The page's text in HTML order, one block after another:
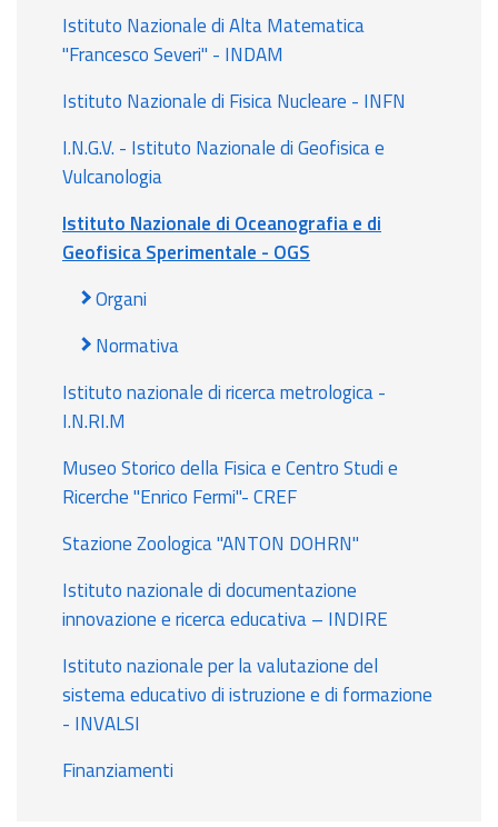
Istituto Nazionale di Alta Matematica
"Francesco Severi" - INDAM
Istituto Nazionale di Fisica Nucleare - INFN
I.N.G.V. - Istituto Nazionale di Geofisica e
Vulcanologia
Istituto Nazionale di Oceanografia e di
Geofisica Sperimentale - OGS
Organi
Normativa
Istituto nazionale di ricerca metrologica -
I.N.RI.M
Museo Storico della Fisica e Centro Studi e
Ricerche "Enrico Fermi"- CREF
Stazione Zoologica "ANTON DOHRN"
Istituto nazionale di documentazione
innovazione e ricerca educativa – INDIRE
Istituto nazionale per la valutazione del
sistema educativo di istruzione e di formazione
- INVALSI
Finanziamenti